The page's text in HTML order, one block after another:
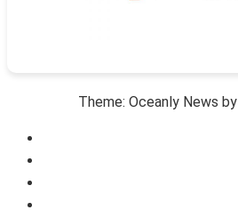
Theme: Oceanly News by